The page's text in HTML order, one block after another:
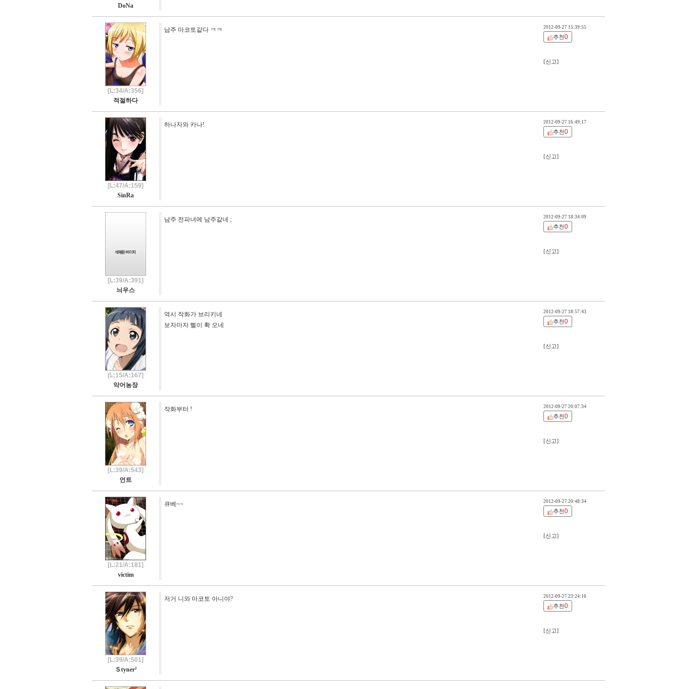
DoNa
[L:34/A:356]
적절하다
남주 마코토같다 ㅋㅋ 2012-09-27 15:39:55
추천0
[신고]
[L:47/A:159]
SinRa
하나자와 카나! 2012-09-27 16:49:17
추천0
[신고]
[L:39/A:391]
늬우스
남주 전파녀에 남주같네 ; 2012-09-27 18:34:09
추천0
[신고]
[L:15/A:167]
악어농장
역시 작화가 브리키네
보자마자 삘이 확 오네
2012-09-27 18:57:43
추천0
[신고]
[L:39/A:543]
언트
작화부터 ! 2012-09-27 20:07:34
추천0
[신고]
[L:21/A:181]
victim
큐베~~ 2012-09-27 20:48:34
추천0
[신고]
[L:39/A:501]
Ｓtyner²
저거 니와 마코토 아니야? 2012-09-27 23:24:16
추천0
[신고]